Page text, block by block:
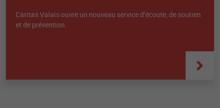
Caritas Valais ouvre un nouveau service d’écoute, de soutien
et de prévention.